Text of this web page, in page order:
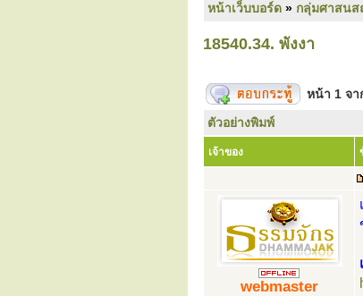
หน้าเว็บบอร์ด » กลุ่มศาสน
18540.34. พังงา
หน้า 1 จา
ตัวอย่างพิมพ์
เจ้าของ
webmaster